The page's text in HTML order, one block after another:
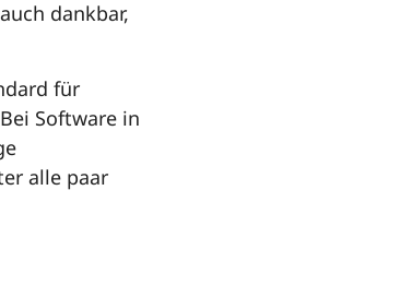
dankbar,
für
Software in
alle paar